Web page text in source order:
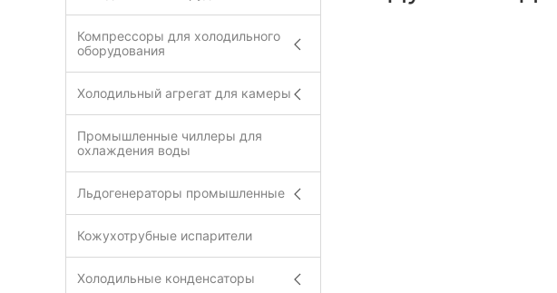
Компрессоры для холодильного
оборудования
Холодильный агрегат для камеры
Промышленные чиллеры для
охлаждения воды
Льдогенераторы промышленные
Кожухотрубные испарители
Холодильные конденсаторы